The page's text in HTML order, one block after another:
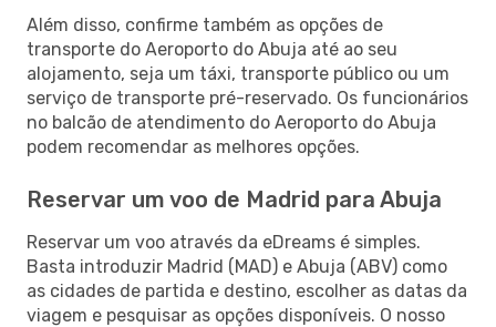
Além disso, confirme também as opções de
transporte do Aeroporto do Abuja até ao seu
alojamento, seja um táxi, transporte público ou um
serviço de transporte pré-reservado. Os funcionários
no balcão de atendimento do Aeroporto do Abuja
podem recomendar as melhores opções.
Reservar um voo de Madrid para Abuja
Reservar um voo através da eDreams é simples.
Basta introduzir Madrid (MAD) e Abuja (ABV) como
as cidades de partida e destino, escolher as datas da
viagem e pesquisar as opções disponíveis. O nosso